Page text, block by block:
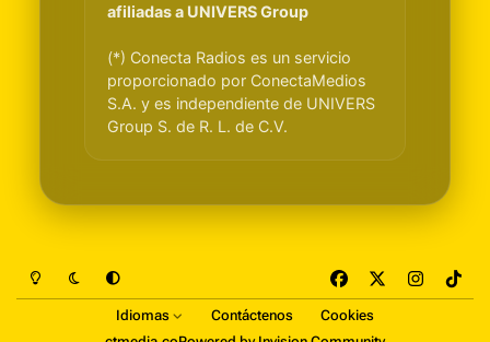
afiliadas a UNIVERS Group
(*) Conecta Radios es un servicio
proporcionado por ConectaMedios
S.A. y es independiente de UNIVERS
Group S. de R. L. de C.V.
Light ModeDark ModeSystem Preference
a
c
n
i
Idiomas Contáctenos
Cookies